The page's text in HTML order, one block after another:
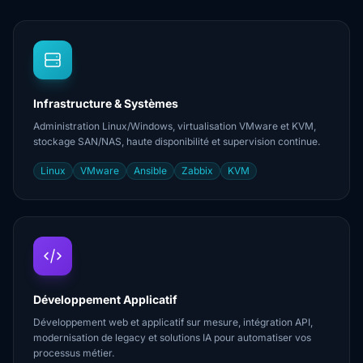
Infrastructure & Systèmes
Administration Linux/Windows, virtualisation VMware et KVM,
stockage SAN/NAS, haute disponibilité et supervision continue.
Linux VMware Ansible Zabbix KVM
Développement Applicatif
Développement web et applicatif sur mesure, intégration API,
modernisation de legacy et solutions IA pour automatiser vos
processus métier.